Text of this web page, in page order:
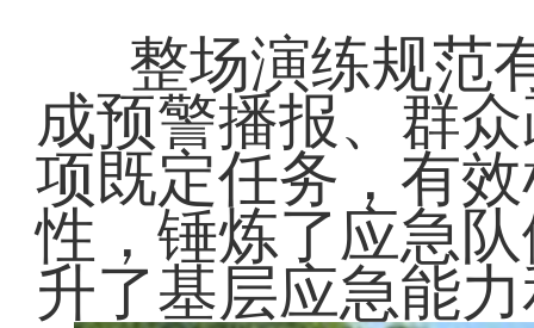
整场演练规范
成预警播报、群
项既定任务，有
性，锤炼了应急
升了基层应急能